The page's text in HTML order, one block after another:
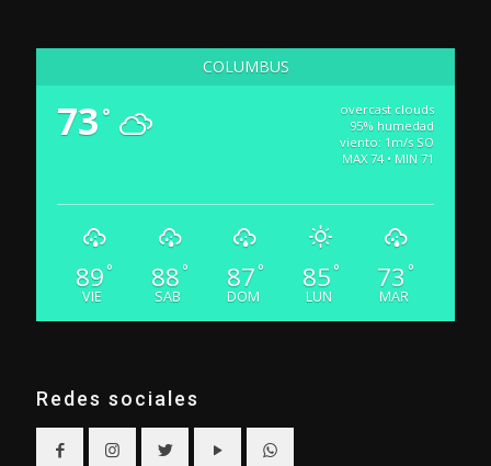
COLUMBUS
73 °
overcast clouds
95% humedad
viento: 1m/s SO
MAX 74 • MIN 71
89 °
VIE
88 °
SAB
87 °
DOM
85 °
LUN
73 °
MAR
Redes sociales